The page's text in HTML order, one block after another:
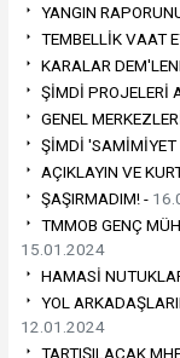
YANGIN
TEMBELLİK VAAT
KARALAR
ŞİMDİ PROJELERİ
GENEL
ŞİMDİ
AÇIKLAYIN VE
ŞAŞIRMADIM! -
TMMOB GENÇ
15.01.2024
HAMASİ
YOL
12.01.2024
TARTIŞILACAK